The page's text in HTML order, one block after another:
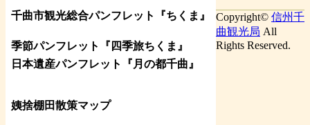
千曲市観光総合パンフレット 『ちくま 』
季節パンフレット『四季旅ちくま』
日本遺産パンフレット
『月の都千曲 』
姨捨棚田散策マップ
Copyright© 信州千
曲観光局 All
Rights Reserved.